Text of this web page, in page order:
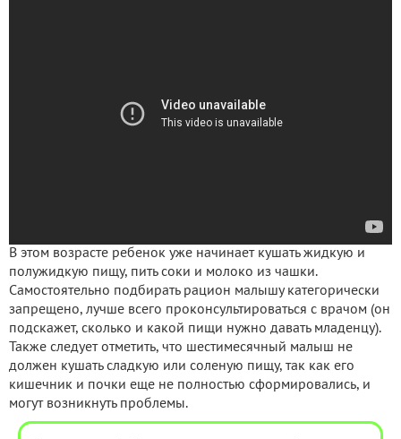
В этом возрасте ребенок уже начинает кушать жидкую и
полужидкую пищу, пить соки и молоко из чашки.
Самостоятельно подбирать рацион малышу категорически
запрещено, лучше всего проконсультироваться с врачом (он
подскажет, сколько и какой пищи нужно давать младенцу).
Также следует отметить, что шестимесячный малыш не
должен кушать сладкую или соленую пищу, так как его
кишечник и почки еще не полностью сформировались, и
могут возникнуть проблемы.